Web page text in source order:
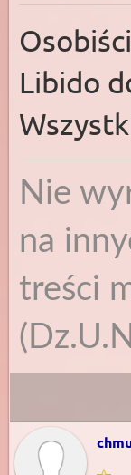
Libido
Nie
na
treści